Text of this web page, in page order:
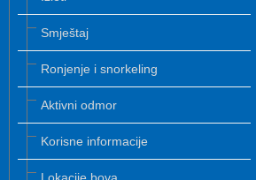
Smještaj
Ronjenje i snorkeling
Aktivni odmor
Korisne informacije